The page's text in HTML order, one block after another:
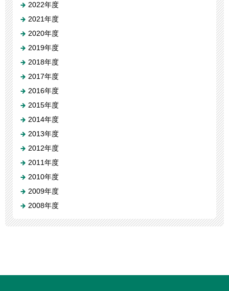
2022年度
2021年度
2020年度
2019年度
2018年度
2017年度
2016年度
2015年度
2014年度
2013年度
2012年度
2011年度
2010年度
2009年度
2008年度